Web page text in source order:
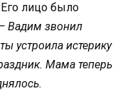
лицо было
Вадим звонил
устроила истерику
Мама теперь